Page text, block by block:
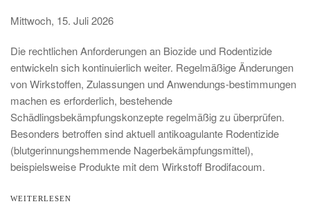
Mittwoch, 15. Juli 2026
Die rechtlichen Anforderungen an Biozide und Rodentizide
entwickeln sich kontinuierlich weiter. Regelmäßige Änderungen
von Wirkstoffen, Zulassungen und Anwendungs-bestimmungen
machen es erforderlich, bestehende
Schädlingsbekämpfungskonzepte regelmäßig zu überprüfen.
Besonders betroffen sind aktuell antikoagulante Rodentizide
(blutgerinnungshemmende Nagerbekämpfungsmittel),
beispielsweise Produkte mit dem Wirkstoff Brodifacoum.
WEITERLESEN